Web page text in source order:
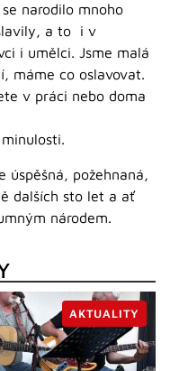
narodilo mnoho
a to i v
i umělci. Jsme malá
máme co oslavovat.
v práci nebo doma
úspěšná, požehnaná,
dalších sto let a ať
národem.
AKTUALITY